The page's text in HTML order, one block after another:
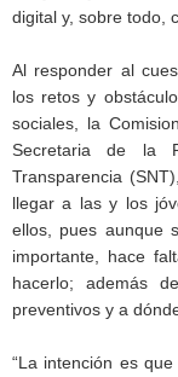
digital y, sobre todo,
Al responder al
los retos y
sociales, la
Secretaria de la
Transparencia
llegar a las y los
ellos, pues aunque
importante, hace
hacerlo; además
preventivos y a
“La intención es